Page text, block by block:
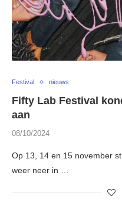
Festival nieuws
Fifty Lab Festival
aan
08/10/2024
Op 13, 14 en 15 november
weer neer in …